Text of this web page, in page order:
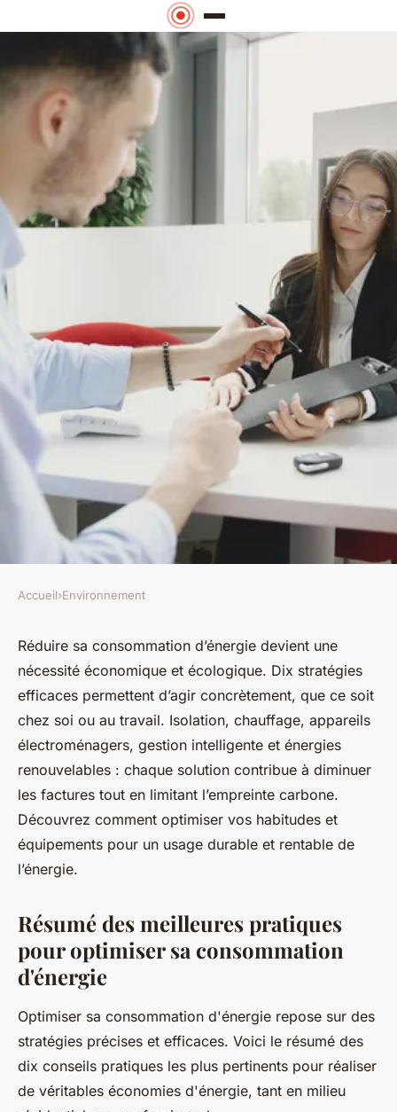
10 stratégies efficaces pour
optimiser votre consommation
d'énergie
Samuel•17 février 2026•13 min de lecture
Accueil›Environnement
Réduire sa consommation d’énergie devient une
nécessité économique et écologique. Dix stratégies
efficaces permettent d’agir concrètement, que ce soit
chez soi ou au travail. Isolation, chauffage, appareils
électroménagers, gestion intelligente et énergies
renouvelables : chaque solution contribue à diminuer
les factures tout en limitant l’empreinte carbone.
Découvrez comment optimiser vos habitudes et
équipements pour un usage durable et rentable de
l’énergie.
Résumé des meilleures pratiques
pour optimiser sa consommation
d'énergie
Optimiser sa consommation d'énergie repose sur des
stratégies précises et efficaces. Voici le résumé des
dix conseils pratiques les plus pertinents pour réaliser
de véritables économies d'énergie, tant en milieu